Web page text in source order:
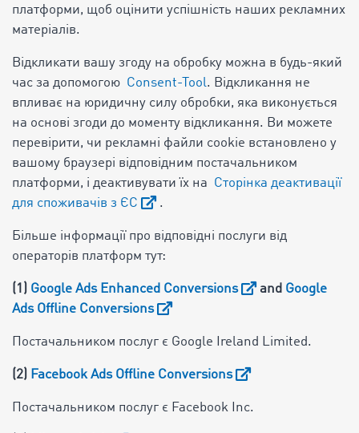
платформи, щоб оцінити успішність наших рекламних
матеріалів.
Відкликати вашу згоду на обробку можна в будь-який
час за допомогою Consent-Tool. Відкликання не
впливає на юридичну силу обробки, яка виконується
на основі згоди до моменту відкликання. Ви можете
перевірити, чи рекламні файли cookie встановлено у
вашому браузері відповідним постачальником
платформи, і деактивувати їх на Сторінка деактивації
для споживачів з ЄС
.
Більше інформації про відповідні послуги від
операторів платформ тут:
(1) Google Ads Enhanced Conversions and Google
Ads Offline Conversions
Постачальником послуг є Google Ireland Limited.
(2) Facebook Ads Offline Conversions
Постачальником послуг є Facebook Inc.